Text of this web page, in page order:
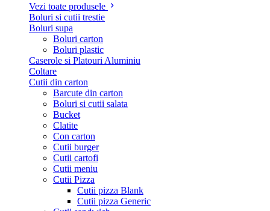
Vezi toate produsele
Boluri si cutii trestie
Boluri supa
Boluri carton
Boluri plastic
Caserole si Platouri Aluminiu
Coltare
Cutii din carton
Barcute din carton
Boluri si cutii salata
Bucket
Clatite
Con carton
Cutii burger
Cutii cartofi
Cutii meniu
Cutii Pizza
Cutii pizza Blank
Cutii pizza Generic